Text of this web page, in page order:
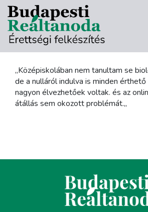
Skip
content
„Középiskolában nem tanultam se
de a nulláról indulva is minden
nagyon élvezhetőek voltak. és az
átállás sem okozott problémát.„